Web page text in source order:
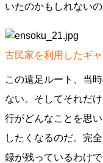
いたのかもしれないの
古民家を利用したギ
この遠足ルート、当
ない。そしてそれだ
行がどんなことを思
したくなるのだ。完
録が残っているわけ